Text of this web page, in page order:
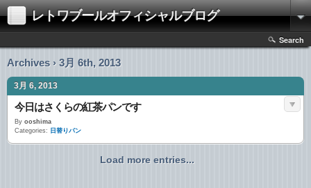
レトワブールオフィシャルブログ
Search
Archives › 3月 6th, 2013
3月 6, 2013
今日はさくらの紅茶パンです
By ooshima
Categories: 日替りパン
Load more entries...